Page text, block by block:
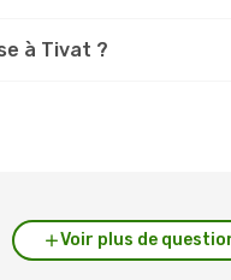
à Tivat ?
Voir plus de